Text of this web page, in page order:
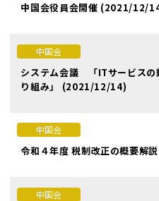
中国会役員会開催 (2021/12/
中国会
システム会議 「ITサービス
り組み」 (2021/12/14)
中国会
令和４年度 税制改正の概要解
中国会